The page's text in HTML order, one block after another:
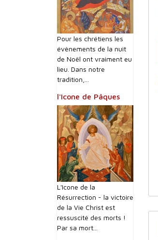
Pour les chrétiens les
évènements de la nuit
de Noël ont vraiment eu
lieu. Dans notre
tradition,...
l'Icone de Pâques
L'Icone de la
Résurrection - la victoire
de la Vie Christ est
ressuscité des morts !
Par sa mort...